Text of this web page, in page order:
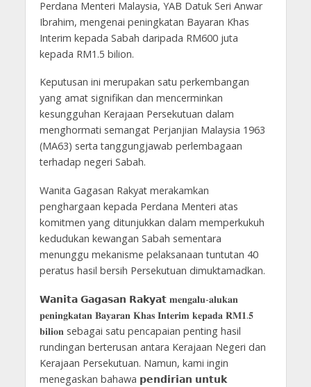
Perdana Menteri Malaysia, YAB Datuk Seri Anwar
Ibrahim, mengenai peningkatan Bayaran Khas
Interim kepada Sabah daripada RM600 juta
kepada RM1.5 bilion.
Keputusan ini merupakan satu perkembangan
yang amat signifikan dan mencerminkan
kesungguhan Kerajaan Persekutuan dalam
menghormati semangat Perjanjian Malaysia 1963
(MA63) serta tanggungjawab perlembagaan
terhadap negeri Sabah.
Wanita Gagasan Rakyat merakamkan
penghargaan kepada Perdana Menteri atas
komitmen yang ditunjukkan dalam memperkukuh
kedudukan kewangan Sabah sementara
menunggu mekanisme pelaksanaan tuntutan 40
peratus hasil bersih Persekutuan dimuktamadkan.
𝗪𝗮𝗻𝗶𝘁𝗮 𝗚𝗮𝗴𝗮𝘀𝗮𝗻 𝗥𝗮𝗸𝘆𝗮𝘁 𝐦𝐞𝐧𝐠𝐚𝐥𝐮-𝐚𝐥𝐮𝐤𝐚𝐧
𝐩𝐞𝐧𝐢𝐧𝐠𝐤𝐚𝐭𝐚𝐧 𝐁𝐚𝐲𝐚𝐫𝐚𝐧 𝐊𝐡𝐚𝐬 𝐈𝐧𝐭𝐞𝐫𝐢𝐦 𝐤𝐞𝐩𝐚𝐝𝐚 𝐑𝐌𝟏.𝟓
𝐛𝐢𝐥𝐢𝐨𝐧 sebagai satu pencapaian penting hasil
rundingan berterusan antara Kerajaan Negeri dan
Kerajaan Persekutuan. Namun, kami ingin
menegaskan bahawa 𝗽𝗲𝗻𝗱𝗶𝗿𝗶𝗮𝗻 𝘂𝗻𝘁𝘂𝗸